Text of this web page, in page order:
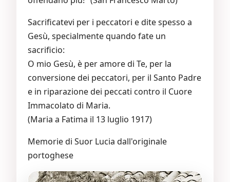
Sacrificatevi per i peccatori e dite spesso a
Gesù, specialmente quando fate un
sacrificio:
O mio Gesù, è per amore di Te, per la
conversione dei peccatori, per il Santo Padre
e in riparazione dei peccati contro il Cuore
Immacolato di Maria.
(Maria a Fatima il 13 luglio 1917)
Memorie di Suor Lucia dall'originale
portoghese